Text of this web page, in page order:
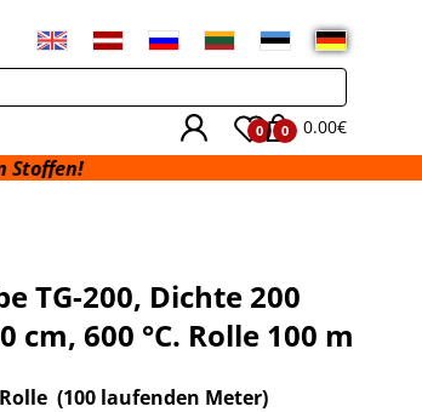
0 0 0.00€
TG-200, Dichte 200
cm, 600 °C. Rolle 100 m
(100 laufenden Meter)